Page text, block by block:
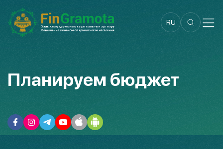
RU
Планируем бюджет